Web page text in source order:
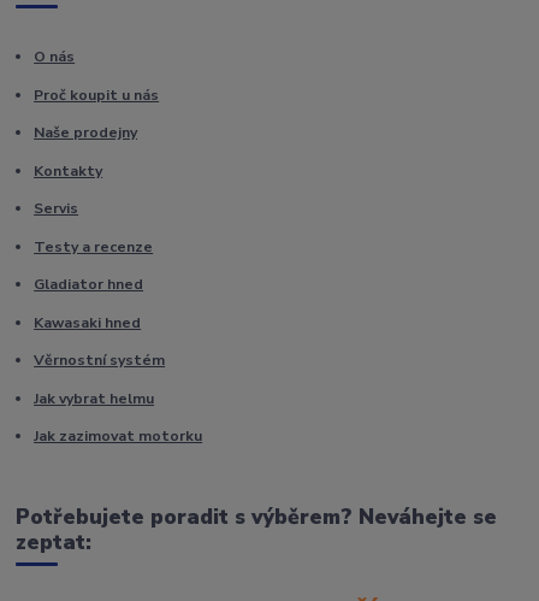
O nás
Proč koupit u nás
Naše prodejny
Kontakty
Servis
Testy a recenze
Gladiator hned
Kawasaki hned
Věrnostní systém
Jak vybrat helmu
Jak zazimovat motorku
Potřebujete poradit s výběrem? Neváhejte se
zeptat: